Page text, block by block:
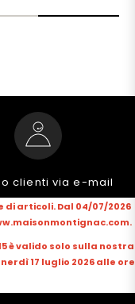
clienti via e-mail
di articoli. Dal 04/07/2026
è valido solo sulla nostra
17 luglio 2026 alle ore